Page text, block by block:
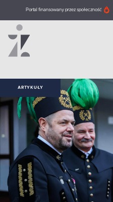
Portal finansowany przez społeczność
ARTYKUŁY